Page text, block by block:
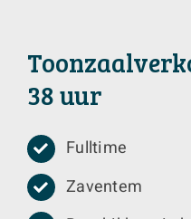
38 uur
Fulltime
Zaventem